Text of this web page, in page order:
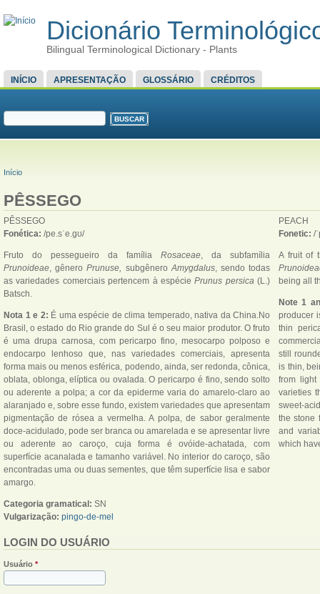
Dicionário
Bilingual Terminological Dictionary - Plants
MENU PRINCIPAL
INÍCIO APRESENTAÇÃO GLOSSÁRIO CRÉDITOS
FORMULÁRIO DE BUSCA
VOCÊ ESTÁ AQUI
Início
PÊSSEGO
PÊSSEGO
Fonética: /pe.sˈe.gʊ/
Fruto do pessegueiro da família Rosaceae , da subfamília
Prunoideae , gêneroPrunuse, subgênero Amygdalus, sendo todas
as variedades comerciais pertencem à espéciePrunus persica (L.)
Batsch.
Nota 1 e 2: É uma espécie de clima temperado, nativa da China.No
Brasil, o estado do Rio grande do Sul é o seu maior produtor. O fruto
é uma drupa carnosa, com pericarpo fino, mesocarpo polposo e
endocarpo lenhoso que, nas variedades comerciais, apresenta
forma mais ou menos esférica, podendo, ainda, ser redonda, cônica,
oblata, oblonga, elíptica ou ovalada. O pericarpo é fino, sendo solto
ou aderente a polpa; a cor da epiderme varia do amarelo-claro ao
alaranjado e, sobre esse fundo, existem variedades que apresentam
pigmentação de rósea a vermelha. A polpa, de sabor geralmente
doce-acidulado, pode ser branca ou amarelada e se apresentar livre
ou aderente ao caroço, cuja forma é ovóide-achatada, com
superfície acanalada e tamanho variável. No interior do caroço, são
encontradas uma ou duas sementes, que têm superfície lisa e sabor
amargo.
PEACH
Fonetic: /
A fruit of
being all
Note 1
producer
thin
still
is thin,
from
varieties
sweet-
the stone
and
which
Categoria gramatical: SN
Vulgarização: pingo-de-mel
LOGIN DO USUÁRIO
Usuário *